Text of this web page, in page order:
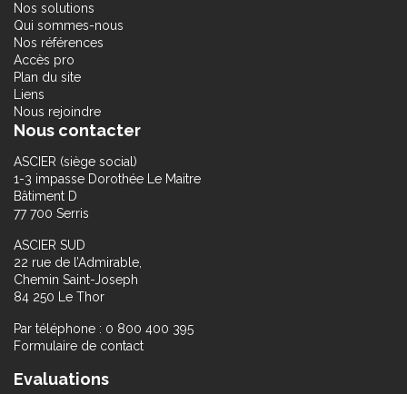
Nos solutions
Qui sommes-nous
Nos références
Accès pro
Plan du site
Liens
Nous rejoindre
Nous contacter
ASCIER (siège social)
1-3 impasse Dorothée Le Maitre
Bâtiment D
77 700 Serris
ASCIER SUD
22 rue de l’Admirable,
Chemin Saint-Joseph
84 250 Le Thor
Par téléphone : 0 800 400 395
Formulaire de contact
Evaluations